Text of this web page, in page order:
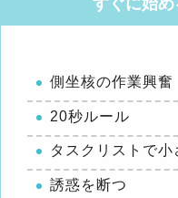
すぐに始
側坐核の作業興奮
20秒ルール
タスクリストで小
誘惑を断つ